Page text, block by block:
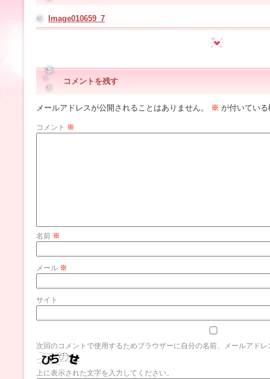
Image010659_7
コメントを残す
メールアドレスが公開されることはありません。 ※ が付いてい
コメント ※
名前 ※
メール ※
サイト
次回のコメントで使用するためブラウザーに自分の名前、メールアド
上に表示された文字を入力してください。